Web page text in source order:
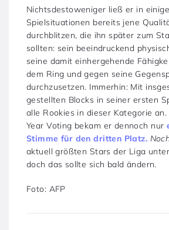
Nichtsdestoweniger ließ er in
Spielsituationen bereits jene
durchblitzen, die ihn später zum
sollten: sein beeindruckend
seine damit einhergehende
dem Ring und gegen seine
durchzusetzen. Immerhin: Mit
gestellten Blocks in seiner ersten
alle Rookies in dieser Kategorie
Year Voting bekam er dennoch nur
Stimme für den dritten Platz. Noch
aktuell größten Stars der Liga
doch das sollte sich bald ändern.
Foto: AFP